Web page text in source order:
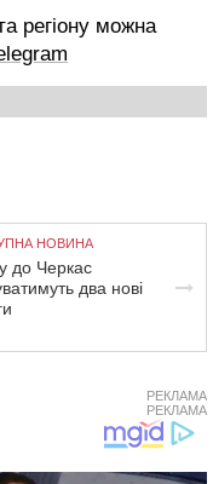
регіону можна
НОВИНА
до Черкас
два нові
РЕКЛАМА
РЕКЛАМА